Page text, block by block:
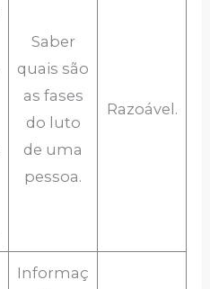
Saber
quais são
as fases
do luto
de uma
pessoa.
Razoável.
Informaç